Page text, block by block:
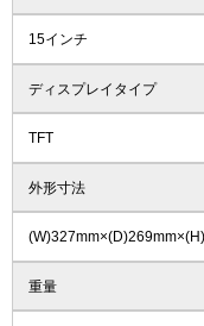
15インチ
ディスプレイタイプ
TFT
外形寸法
重量